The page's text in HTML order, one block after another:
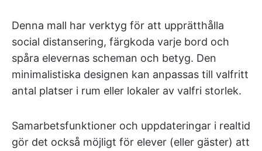
Denna mall har verktyg för att upprätthålla
social distansering, färgkoda varje bord och
spåra elevernas scheman och betyg. Den
minimalistiska designen kan anpassas till valfritt
antal platser i rum eller lokaler av valfri storlek.
Samarbetsfunktioner och uppdateringar i realtid
gör det också möjligt för elever (eller gäster) att